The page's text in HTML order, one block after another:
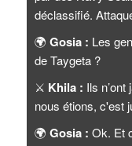
déclassifié.
🌍 Gosia : Les
de Taygeta ?
⚔️ Khila : Ils
nous étions, c'est
🌍 Gosia : Ok. Et